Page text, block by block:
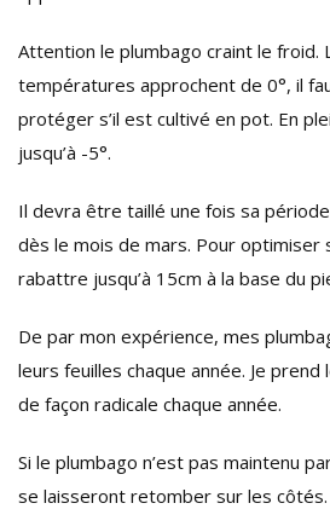
Attention le plumbago craint le froid.
températures approchent de 0°, il
protéger s’il est cultivé en pot. En
jusqu’à -5°.
Il devra être taillé une fois sa
dès le mois de mars. Pour optimiser
rabattre jusqu’à 15cm à la base du
De par mon expérience, mes
leurs feuilles chaque année. Je
de façon radicale chaque année.
Si le plumbago n’est pas maintenu
se laisseront retomber sur les